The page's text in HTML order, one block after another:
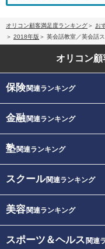
オリコン顧客満足度ランキング
お
2018年版
英会話教室／英会話
オリコン
保険関連ランキング
金融関連ランキング
塾関連ランキング
スクール関連ランキング
美容関連ランキング
スポーツ＆ヘルス 関連